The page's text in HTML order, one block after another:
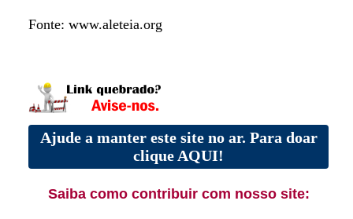
Fonte: www.aleteia.org
Ajude a manter este site no ar. Para doar
clique AQUI!
Saiba como contribuir com nosso site: